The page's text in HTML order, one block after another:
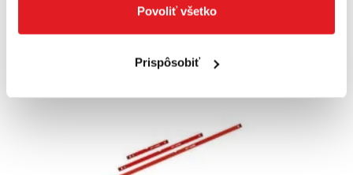
Povoliť všetko
Prispôsobiť
prihláste